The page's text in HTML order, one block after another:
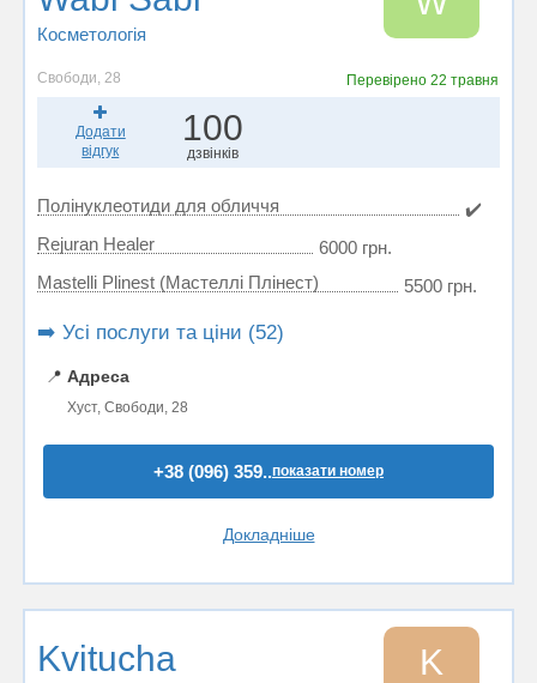
Косметологія
Свободи, 28 Перевірено22 травня
Додати
відгук
100
дзвінків
Полінуклеотиди для обличчя
✔️
Rejuran Healer
6000 грн.
Mastelli Plinest (Мастеллі Плінест)
5500 грн.
➡️ Усі послуги та ціни (52)
📍 Адреса
Хуст, Свободи, 28
+38 (096) 359..показати номер
Докладніше
Kvitucha K